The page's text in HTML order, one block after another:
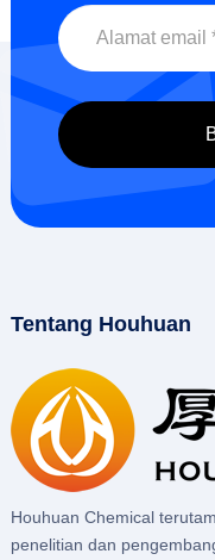
Tentang Houhuan
Houhuan Chemical
penelitian dan